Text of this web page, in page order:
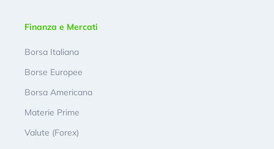
Finanza e Mercati
Borsa Italiana
Borse Europee
Borsa Americana
Materie Prime
Valute (Forex)